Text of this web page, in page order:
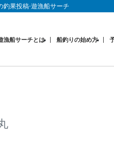
釣果投稿-遊漁船サーチ
漁船サーチとは 船釣りの始め方